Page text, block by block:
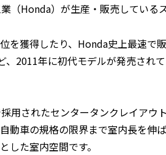
（Honda）が生産・販売している
を獲得したり、Honda史上最速で
、2011年に初代モデルが発売され
用されたセンタータンクレイアウ
動車の規格の限界まで室内長を伸
した室内空間です。